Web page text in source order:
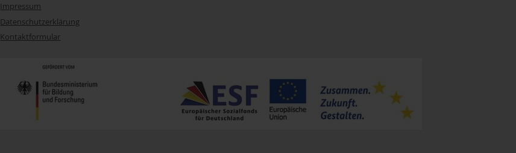
Impressum
Datenschutzerklärung
Kontaktformular